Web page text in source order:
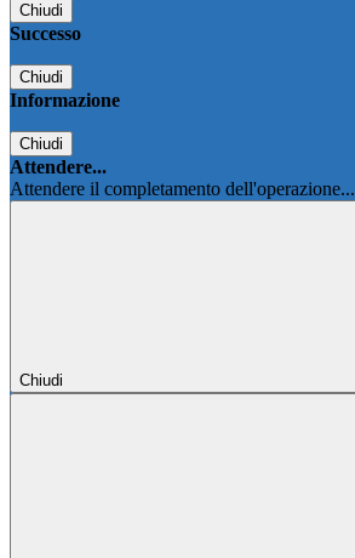
Chiudi
Successo
Chiudi
Informazione
Chiudi
Attendere...
Attendere il completamento dell'operazione...
Chiudi